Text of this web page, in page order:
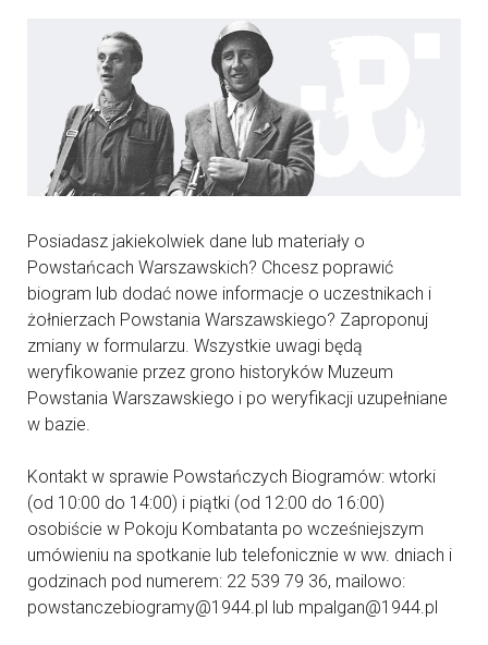
Posiadasz jakiekolwiek dane lub materiały o
Powstańcach Warszawskich? Chcesz poprawić
biogram lub dodać nowe informacje o uczestnikach i
żołnierzach Powstania Warszawskiego? Zaproponuj
zmiany w formularzu. Wszystkie uwagi będą
weryfikowanie przez grono historyków Muzeum
Powstania Warszawskiego i po weryfikacji uzupełniane
w bazie.
Kontakt w sprawie Powstańczych Biogramów: wtorki
(od 10:00 do 14:00) i piątki (od 12:00 do 16:00)
osobiście w Pokoju Kombatanta po wcześniejszym
umówieniu na spotkanie lub telefonicznie w ww. dniach i
godzinach pod numerem: 22 539 79 36, mailowo:
powstanczebiogramy@1944.pl lub mpalgan@1944.pl